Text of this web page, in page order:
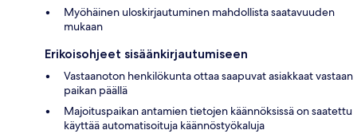
Myöhäinen uloskirjautuminen mahdollista saatavuuden
mukaan
Erikoisohjeet sisäänkirjautumiseen
Vastaanoton henkilökunta ottaa saapuvat asiakkaat vastaan
paikan päällä
Majoituspaikan antamien tietojen käännöksissä on saatettu
käyttää automatisoituja käännöstyökaluja